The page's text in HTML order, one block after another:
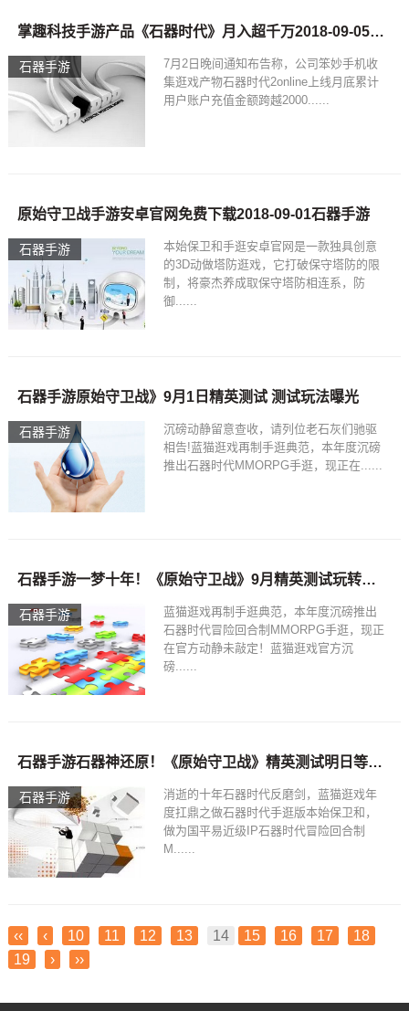
石器手游
掌趣科技手游产品《石器时代》月入超千万2018-09-05石器手游
7月2日晚间通知布告称，公司笨妙手机收
集逛戏产物石器时代2online上线月底累计
用户账户充值金额跨越2000......
石器手游
原始守卫战手游安卓官网免费下载2018-09-01石器手游
本始保卫和手逛安卓官网是一款独具创意
的3D动做塔防逛戏，它打破保守塔防的限
制，将豪杰养成取保守塔防相连系，防
御......
石器手游
石器手游原始守卫战》9月1日精英测试 测试玩法曝光
沉磅动静留意查收，请列位老石灰们驰驱
相告!蓝猫逛戏再制手逛典范，本年度沉磅
推出石器时代MMORPG手逛，现正在......
石器手游
石器手游一梦十年！《原始守卫战》9月精英测试玩转石器！
蓝猫逛戏再制手逛典范，本年度沉磅推出
石器时代冒险回合制MMORPG手逛，现正
在官方动静未敲定！蓝猫逛戏官方沉
磅......
石器手游
石器手游石器神还原！《原始守卫战》精英测试明日等你来战！
消逝的十年石器时代反磨剑，蓝猫逛戏年
度扛鼎之做石器时代手逛版本始保卫和，
做为国平易近级IP石器时代冒险回合制
M......
‹‹ ‹ 10 11 12 13 14 15 16 17
18
19
› ››